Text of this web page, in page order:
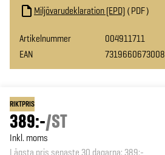
Miljövarudeklaration (EPD) PDF
Artikelnummer
004911711
EAN
7319660673008
RIKTPRIS
389:-/ST
Inkl. moms
Lägsta pris senaste 30 dagarna: 389:-